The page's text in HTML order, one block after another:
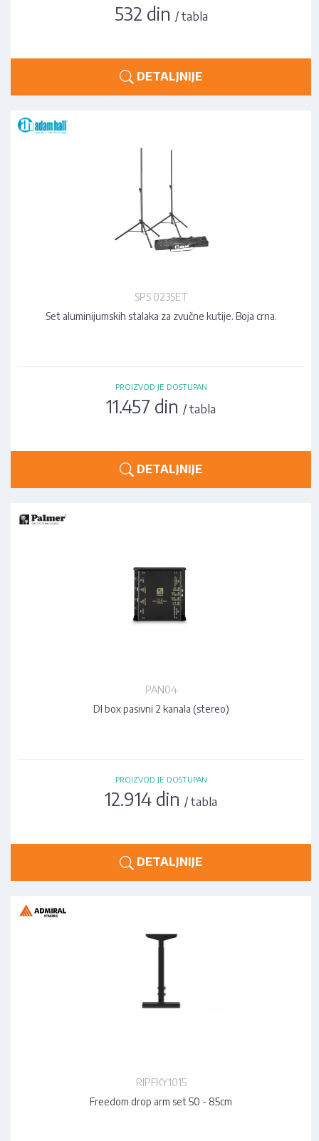
532 din / tabla
DETALJNIJE
SPS 023SET
Set aluminijumskih stalaka za zvučne kutije. Boja crna.
PROIZVOD JE DOSTUPAN
11.457 din / tabla
DETALJNIJE
PAN04
DI box pasivni 2 kanala (stereo)
PROIZVOD JE DOSTUPAN
12.914 din / tabla
DETALJNIJE
RIPFKY1015
Freedom drop arm set 50 - 85cm